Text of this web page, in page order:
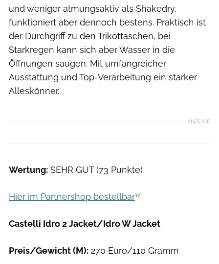
und weniger atmungsaktiv als Shakedry,
funktioniert aber dennoch bestens. Praktisch ist
der Durchgriff zu den Trikottaschen, bei
Starkregen kann sich aber Wasser in die
Öffnungen saugen. Mit umfangreicher
Ausstattung und Top-Verarbeitung ein starker
Alleskönner.
ANZEIGE
Wertung: SEHR GUT (73 Punkte)
Hier im Partnershop bestellbar
Castelli Idro 2 Jacket/Idro W Jacket
Preis/Gewicht (M): 270 Euro/110 Gramm